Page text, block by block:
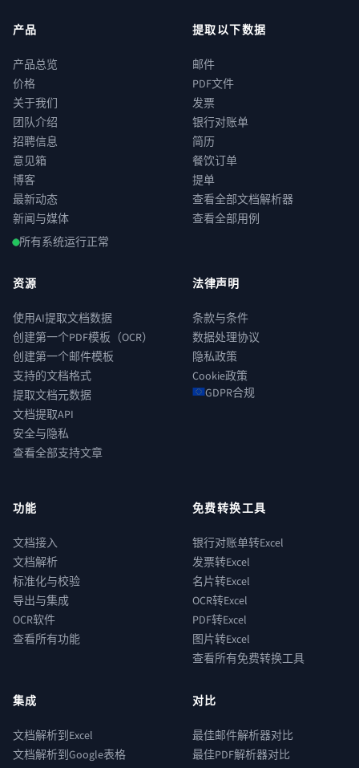
产品
产品总览
价格
关于我们
团队介绍
招聘信息
意见箱
博客
最新动态
新闻与媒体
所有系统运行正常
提取以下数据
邮件
PDF文件
发票
银行对账单
简历
餐饮订单
提单
查看全部文档解析器
查看全部用例
资源
使用AI提取文档数据
创建第一个PDF模板（OCR）
创建第一个邮件模板
支持的文档格式
提取文档元数据
文档提取API
安全与隐私
查看全部支持文章
法律声明
条款与条件
数据处理协议
隐私政策
Cookie政策
GDPR合规
功能
文档接入
文档解析
标准化与校验
导出与集成
OCR软件
查看所有功能
免费转换工具
银行对账单转Excel
发票转Excel
名片转Excel
OCR转Excel
PDF转Excel
图片转Excel
查看所有免费转换工具
集成
文档解析到Excel
文档解析到Google表格
对比
最佳邮件解析器对比
最佳PDF解析器对比